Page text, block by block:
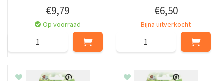
€9,79
Op voorraad
€6,50
Bijna uitverkocht